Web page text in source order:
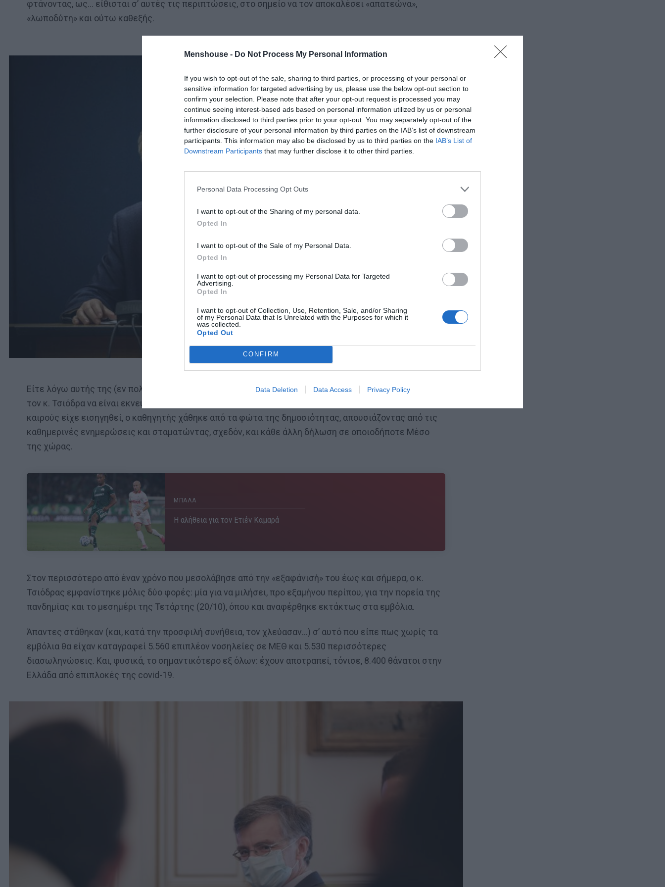
Menshouse - Do Not Process My Personal Information
If you wish to opt-out of the sale, sharing to third parties, or processing of your personal or
sensitive information for targeted advertising by us, please use the below opt-out section to
confirm your selection. Please note that after your opt-out request is processed you may
continue seeing interest-based ads based on personal information utilized by us or personal
information disclosed to third parties prior to your opt-out. You may separately opt-out of the
further disclosure of your personal information by third parties on the IAB’s list of downstream
participants. This information may also be disclosed by us to third parties on the IAB’s List of
Downstream Participants that may further disclose it to other third parties.
Personal Data Processing Opt Outs
I want to opt-out of the Sharing of my personal data.
Opted In
I want to opt-out of the Sale of my Personal Data.
Opted In
I want to opt-out of processing my Personal Data for Targeted
Advertising.
Opted In
I want to opt-out of Collection, Use, Retention, Sale, and/or Sharing
of my Personal Data that Is Unrelated with the Purposes for which it
was collected.
Opted Out
CONFIRM
Data Deletion Data Access Privacy Policy
φτάνοντας, ως… είθισται σ’ αυτές τις περιπτώσεις, στο σημείο να τον αποκαλέσει «απατεώνα»,
«λωποδύτη» και ούτω καθεξής.
Είτε λόγω αυτής της (εν πολλοίς ανεξήγητης) λαϊκής οργής είτε επειδή ισχύουν οι φήμες που ήθελαν
τον κ. Τσιόδρα να είναι εκνευρισμένος με την κυβέρνηση που δεν πραγματοποιούσε τα όσα κατά
καιρούς είχε εισηγηθεί, ο καθηγητής χάθηκε από τα φώτα της δημοσιότητας, απουσιάζοντας από τις
καθημερινές ενημερώσεις και σταματώντας, σχεδόν, και κάθε άλλη δήλωση σε οποιοδήποτε Μέσο
της χώρας.
ΜΠΑΛΑ
Η αλήθεια για τον Ετιέν Καμαρά
Στον περισσότερο από έναν χρόνο που μεσολάβησε από την «εξαφάνισή» του έως και σήμερα, ο κ.
Τσιόδρας εμφανίστηκε μόλις δύο φορές: μία για να μιλήσει, προ εξαμήνου περίπου, για την πορεία της
πανδημίας και το μεσημέρι της Τετάρτης (20/10), όπου και αναφέρθηκε εκτάκτως στα εμβόλια.
Άπαντες στάθηκαν (και, κατά την προσφιλή συνήθεια, τον χλεύασαν…) σ’ αυτό που είπε πως χωρίς τα
εμβόλια θα είχαν καταγραφεί 5.560 επιπλέον νοσηλείες σε ΜΕΘ και 5.530 περισσότερες
διασωληνώσεις. Και, φυσικά, το σημαντικότερο εξ όλων: έχουν αποτραπεί, τόνισε, 8.400 θάνατοι στην
Ελλάδα από επιπλοκές της covid-19.